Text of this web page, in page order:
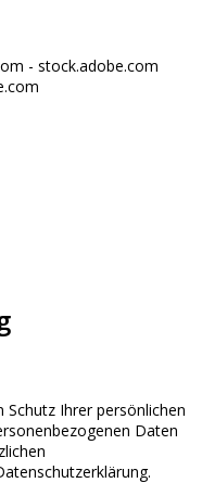
- stock.adobe.com
Schutz Ihrer persönlichen
Daten